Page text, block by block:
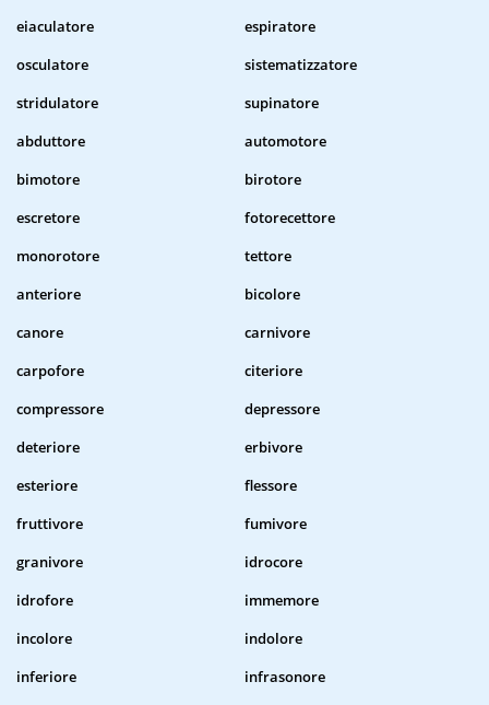
eiaculatore
espiratore
osculatore
sistematizzatore
stridulatore
supinatore
abduttore
automotore
bimotore
birotore
escretore
fotorecettore
monorotore
tettore
anteriore
bicolore
canore
carnivore
carpofore
citeriore
compressore
depressore
deteriore
erbivore
esteriore
flessore
fruttivore
fumivore
granivore
idrocore
idrofore
immemore
incolore
indolore
inferiore
infrasonore